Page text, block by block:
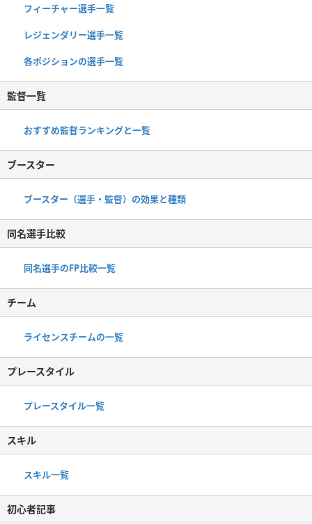
フィーチャー選手一覧
レジェンダリー選手一覧
各ポジションの選手一覧
監督一覧
おすすめ監督ランキングと一覧
ブースター
ブースター（選手・監督）の効果と種類
同名選手比較
同名選手のFP比較一覧
チーム
ライセンスチームの一覧
プレースタイル
プレースタイル一覧
スキル
スキル一覧
初心者記事